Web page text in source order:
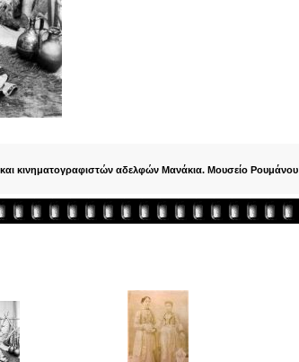
κινηματογραφιστών αδελφών Μανάκια. Μουσείο Ρουμάνου